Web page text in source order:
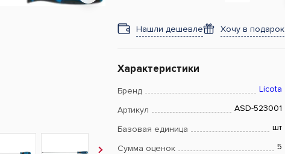
Нашли дешевле Хочу в подарок
Характеристики
Бренд Licota
Артикул ASD-523001
Базовая единица шт
Сумма оценок 5